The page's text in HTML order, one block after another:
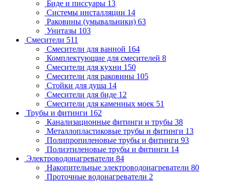
Биде и писсуары 13
Системы инсталляции 14
Раковины (умывальники) 63
Унитазы 103
Смесители 511
Смесители для ванной 164
Комплектующие для смесителей 8
Смесители для кухни 150
Смесители для раковины 105
Стойки для душа 14
Смесители для биде 12
Смесители для каменных моек 51
Трубы и фитинги 162
Канализационные фитинги и трубы 38
Металлопластиковые трубы и фитинги 13
Полипропиленовые трубы и фитинги 93
Полиэтиленовые трубы и фитинги 14
Электроводонагреватели 84
Накопительные электроводонагреватели 80
Проточные водонагреватели 2